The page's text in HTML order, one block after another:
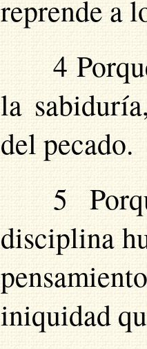
reprende a
4
la
del pecado.
5
disciplina
iniquidad